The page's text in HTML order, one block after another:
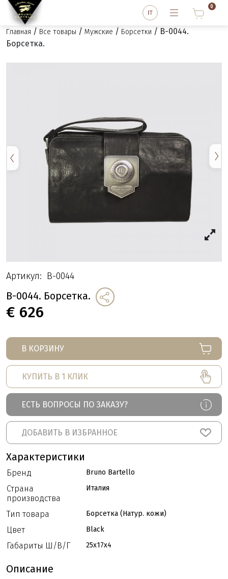
0
Главная / Все товары / Мужские / Борсетки / B-0044.
Борсетка.
Артикул: B-0044
B-0044. Борсетка.
€ 626
В КОРЗИНУ
КУПИТЬ В 1 КЛИК
ЕСТЬ ВОПРОСЫ ПО ЗАКАЗУ?
ДОБАВИТЬ В ИЗБРАННОЕ
Характеристики
Бренд Bruno Bartello
Страна
производства
Италия
Тип товара Борсетка (Натур. кожи)
Цвет Black
Габариты Ш/В/Г 25x17x4
Описание